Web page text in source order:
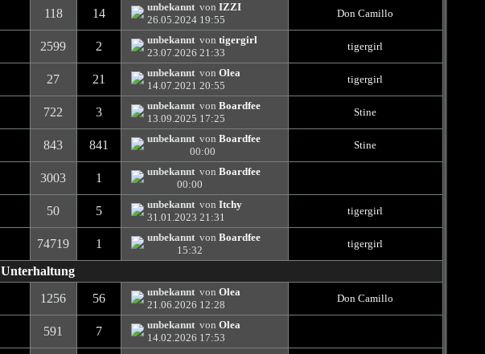
118 14 unbekanntvon IZZI
26.05.2024 19:55
Don Camillo
2599 2 unbekanntvon tigergirl
23.07.2026 21:33
tigergirl
27 21 unbekanntvon Olea
14.07.2021 20:55
tigergirl
722 3 unbekanntvon Boardfee
13.09.2025 17:25
Stine
843 841 unbekanntvon Boardfee
00:00
Stine
3003 1 unbekanntvon Boardfee
00:00
50 5 unbekanntvon Itchy
31.01.2023 21:31
tigergirl
74719 1 unbekanntvon Boardfee
15:32
tigergirl
Unterhaltung
1256 56 unbekanntvon Olea
21.06.2026 12:28
Don Camillo
591 7 unbekanntvon Olea
14.02.2026 17:53